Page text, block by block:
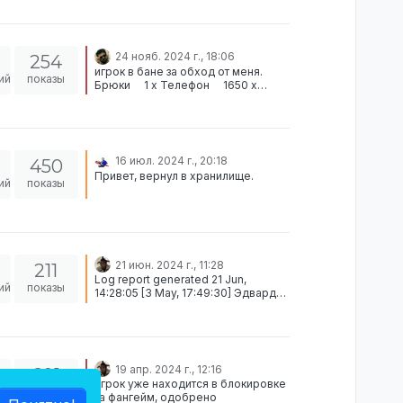
254
показы
24 нояб. 2024 г., 18:06
игрок в бане за обход от меня.
Брюки 1 x Телефон 1650 x
450
показы
16 июл. 2024 г., 20:18
Привет, вернул в хранилище.
211
показы
21 июн. 2024 г., 11:28
Log report generated 21 Jun,
14:28:05 [3 May, 17:49:30] Эдвард
(Гражданин) moved
[28500xДеньги]:
[Принтер]➞[Эдвард Грин's Брюки]
601
показы
19 апр. 2024 г., 12:16
игрок уже находится в блокировке
за фангейм, одобрено